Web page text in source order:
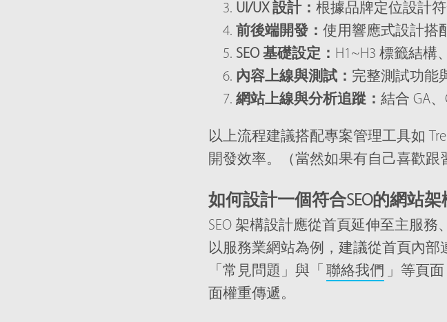
UI/UX 設計： 根據品牌定位設計
前後端開發： 使用響應式設計搭
SEO 基礎設定： H1~H3 標籤結構
內容上線與測試： 完整測試功能
網站上線與分析追蹤： 結合 GA、
以上流程建議搭配專案管理工具如
開發效率。（當然如果有自己喜歡跟
如何設計一個符合SEO的網站架
SEO 架構設計應從首頁延伸至主服
以服務業網站為例，建議從首頁內部
「常見問題」與「 聯絡我們
」等頁
面權重傳遞。